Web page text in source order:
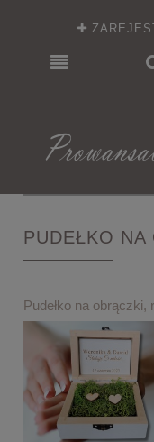
PUDEŁKO NA
Pudełko na